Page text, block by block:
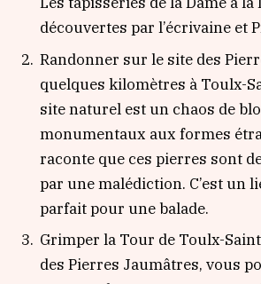
découvertes par l’écrivaine et
Randonner sur le site des
quelques kilomètres à Toulx-
site naturel est un chaos de
monumentaux aux formes
raconte que ces pierres sont
par une malédiction. C’est un
parfait pour une balade.
Grimper la Tour de Toulx-
des Pierres Jaumâtres, vous